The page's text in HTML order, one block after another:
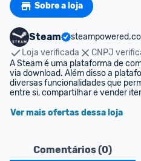
Sobre a loja
Steam
Loja verificada
CNPJ
A Steam é uma plataforma de
via download. Além disso a
diversas funcionalidades que
entre si, compartilhar e vender
Ver mais ofertas dessa loja
Comentários (0)